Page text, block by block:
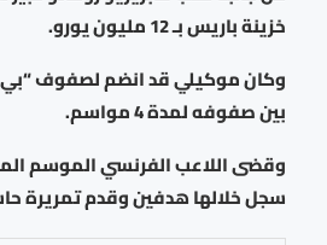
خزينة باريس بـ 12 مليون يورو.
بين صفوفه لمدة 4 مواسم.
سجل خلالها هدفين وقدم تمريرة